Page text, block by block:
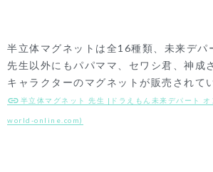
半立体マグネットは全16種類、未来デパ
先生以外にもパパママ、セワシ君、神成
キャラクターのマグネットが販売されて
半立体マグネット 先生 |ドラえもん未来デパート
world-online.com)